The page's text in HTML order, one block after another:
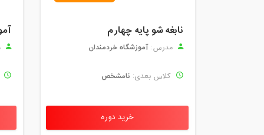
نابغه شو پایه چهارم
مدرس: آموزشگاه خردمندان
کلاس بعدی: نامشخص
خرید دوره